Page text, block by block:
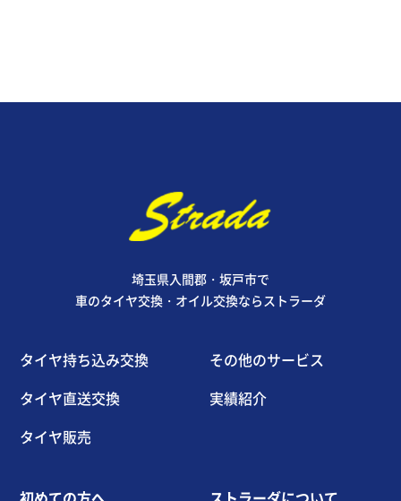
埼玉県入間郡・坂戸市で
車のタイヤ交換・オイル交換ならストラーダ
タイヤ持ち込み交換
タイヤ直送交換
タイヤ販売
その他のサービス
実績紹介